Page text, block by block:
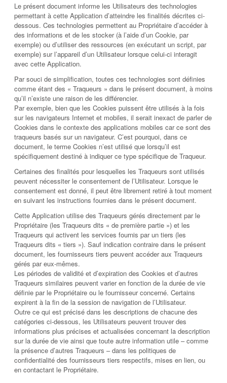
Le présent document informe les Utilisateurs des technologies
permettant à cette Application d’atteindre les finalités décrites ci-
dessous. Ces technologies permettent au Propriétaire d’accéder à
des informations et de les stocker (à l’aide d’un Cookie, par
exemple) ou d’utiliser des ressources (en exécutant un script, par
exemple) sur l’appareil d’un Utilisateur lorsque celui-ci interagit
avec cette Application.
Par souci de simplification, toutes ces technologies sont définies
comme étant des « Traqueurs » dans le présent document, à moins
qu’il n’existe une raison de les différencier.
Par exemple, bien que les Cookies puissent être utilisés à la fois
sur les navigateurs Internet et mobiles, il serait inexact de parler de
Cookies dans le contexte des applications mobiles car ce sont des
traqueurs basés sur un navigateur. C’est pourquoi, dans ce
document, le terme Cookies n’est utilisé que lorsqu’il est
spécifiquement destiné à indiquer ce type spécifique de Traqueur.
Certaines des finalités pour lesquelles les Traqueurs sont utilisés
peuvent nécessiter le consentement de l’Utilisateur. Lorsque le
consentement est donné, il peut être librement retiré à tout moment
en suivant les instructions fournies dans le présent document.
Cette Application utilise des Traqueurs gérés directement par le
Propriétaire (les Traqueurs dits « de première partie ») et les
Traqueurs qui activent les services fournis par un tiers (les
Traqueurs dits « tiers »). Sauf indication contraire dans le présent
document, les fournisseurs tiers peuvent accéder aux Traqueurs
gérés par eux-mêmes.
Les périodes de validité et d’expiration des Cookies et d’autres
Traqueurs similaires peuvent varier en fonction de la durée de vie
définie par le Propriétaire ou le fournisseur concerné. Certains
expirent à la fin de la session de navigation de l’Utilisateur.
Outre ce qui est précisé dans les descriptions de chacune des
catégories ci-dessous, les Utilisateurs peuvent trouver des
informations plus précises et actualisées concernant la description
sur la durée de vie ainsi que toute autre information utile – comme
la présence d’autres Traqueurs – dans les politiques de
confidentialité des fournisseurs tiers respectifs, mises en lien, ou
en contactant le Propriétaire.